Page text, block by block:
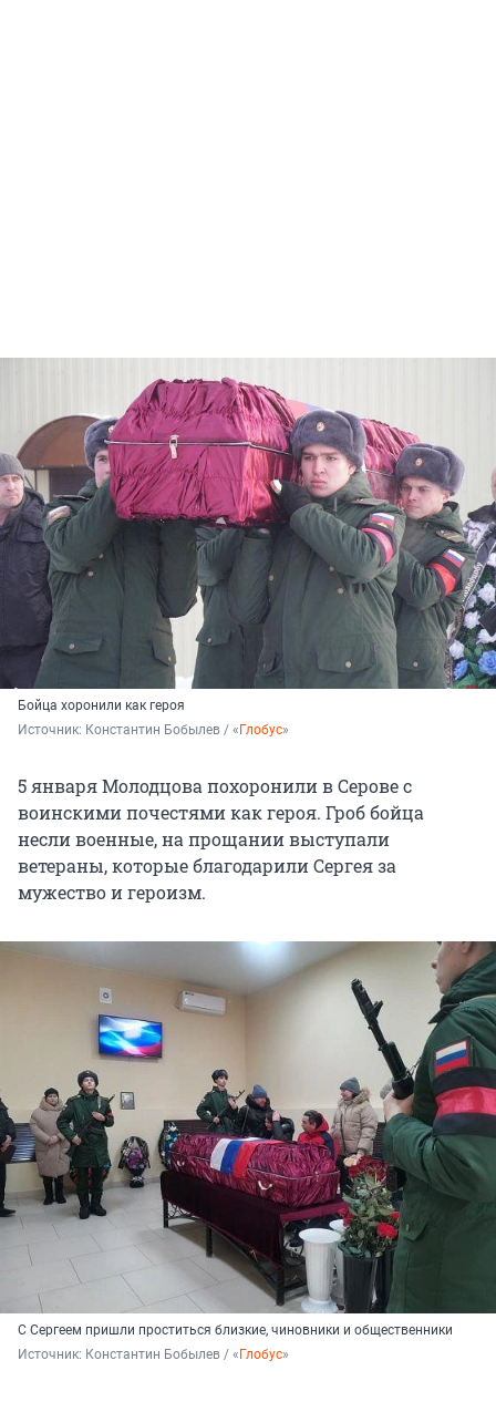
Бойца хоронили как героя
Источник: Константин Бобылев / «Глобус»
5 января Молодцова похоронили в Серове с
воинскими почестями как героя. Гроб бойца
несли военные, на прощании выступали
ветераны, которые благодарили Сергея за
мужество и героизм.
С Сергеем пришли проститься близкие, чиновники и общественники
Источник: Константин Бобылев / «Глобус»